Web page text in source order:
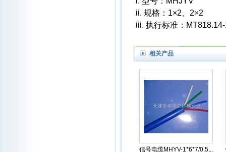
ii. 规格：1×2、2×2
iii. 执行标准：
相关产品
信号电缆MHYV-1*6*7/0.5...